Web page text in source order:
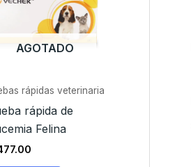
AGOTADO
rápidas veterinaria
rápida de
Felina